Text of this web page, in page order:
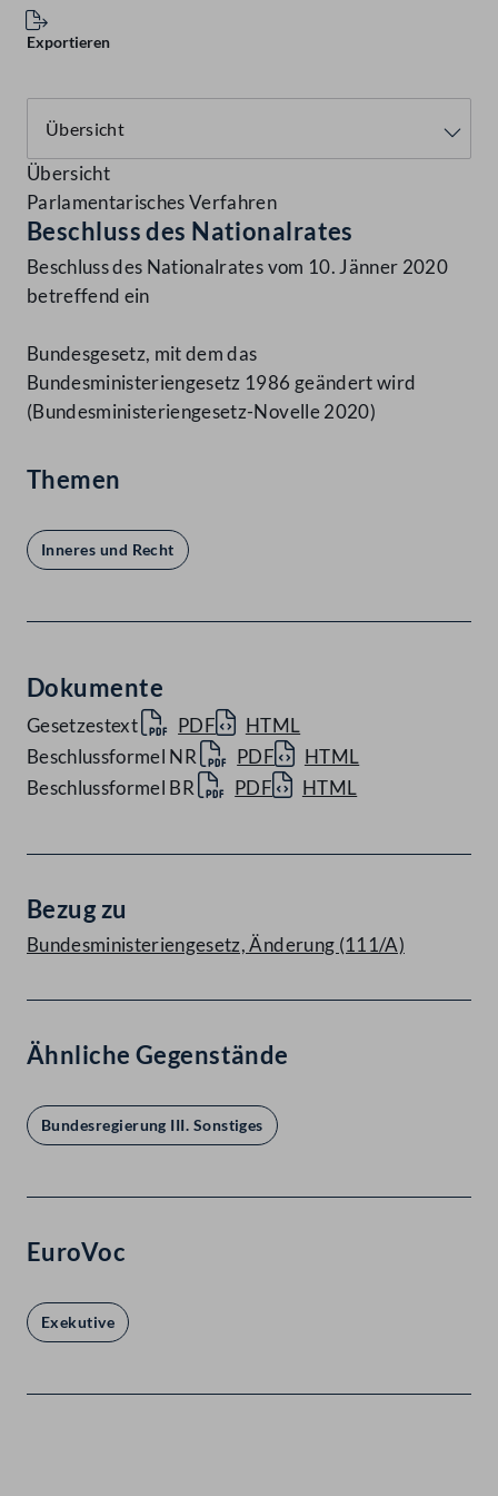
Exportieren
Übersicht
Parlamentarisches Verfahren
Beschluss des Nationalrates
Beschluss des Nationalrates vom 10. Jänner 2020
betreffend ein
Bundesgesetz, mit dem das
Bundesministeriengesetz 1986 geändert wird
(Bundesministeriengesetz-Novelle 2020)
Themen
Inneres und Recht
Dokumente
Gesetzestext PDF
HTML
Beschlussformel NR
PDF
HTML
Beschlussformel BR
PDF HTML
Bezug zu
Bundesministeriengesetz, Änderung (111/A)
Ähnliche Gegenstände
Bundesregierung III. Sonstiges
EuroVoc
Exekutive